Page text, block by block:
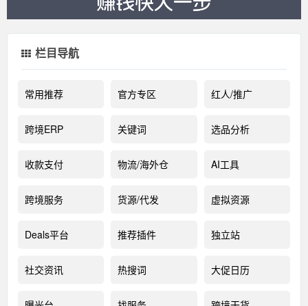
栏目导航
常用推荐 官方专区 红人/推广
跨境ERP 关键词 选品分析
收款支付 物流/海外仓 AI工具
跨境服务 货源/代发 虚拟资源
Deals平台 推荐插件 独立站
社交资讯 热搜词 大促日历